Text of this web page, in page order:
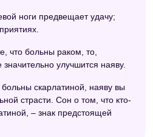
ноги предвещает удачу;
что больны раком, то,
улучшится наяву.
скарлатиной, наяву вы
страсти. Сон о том, что кто-
– знак предстоящей